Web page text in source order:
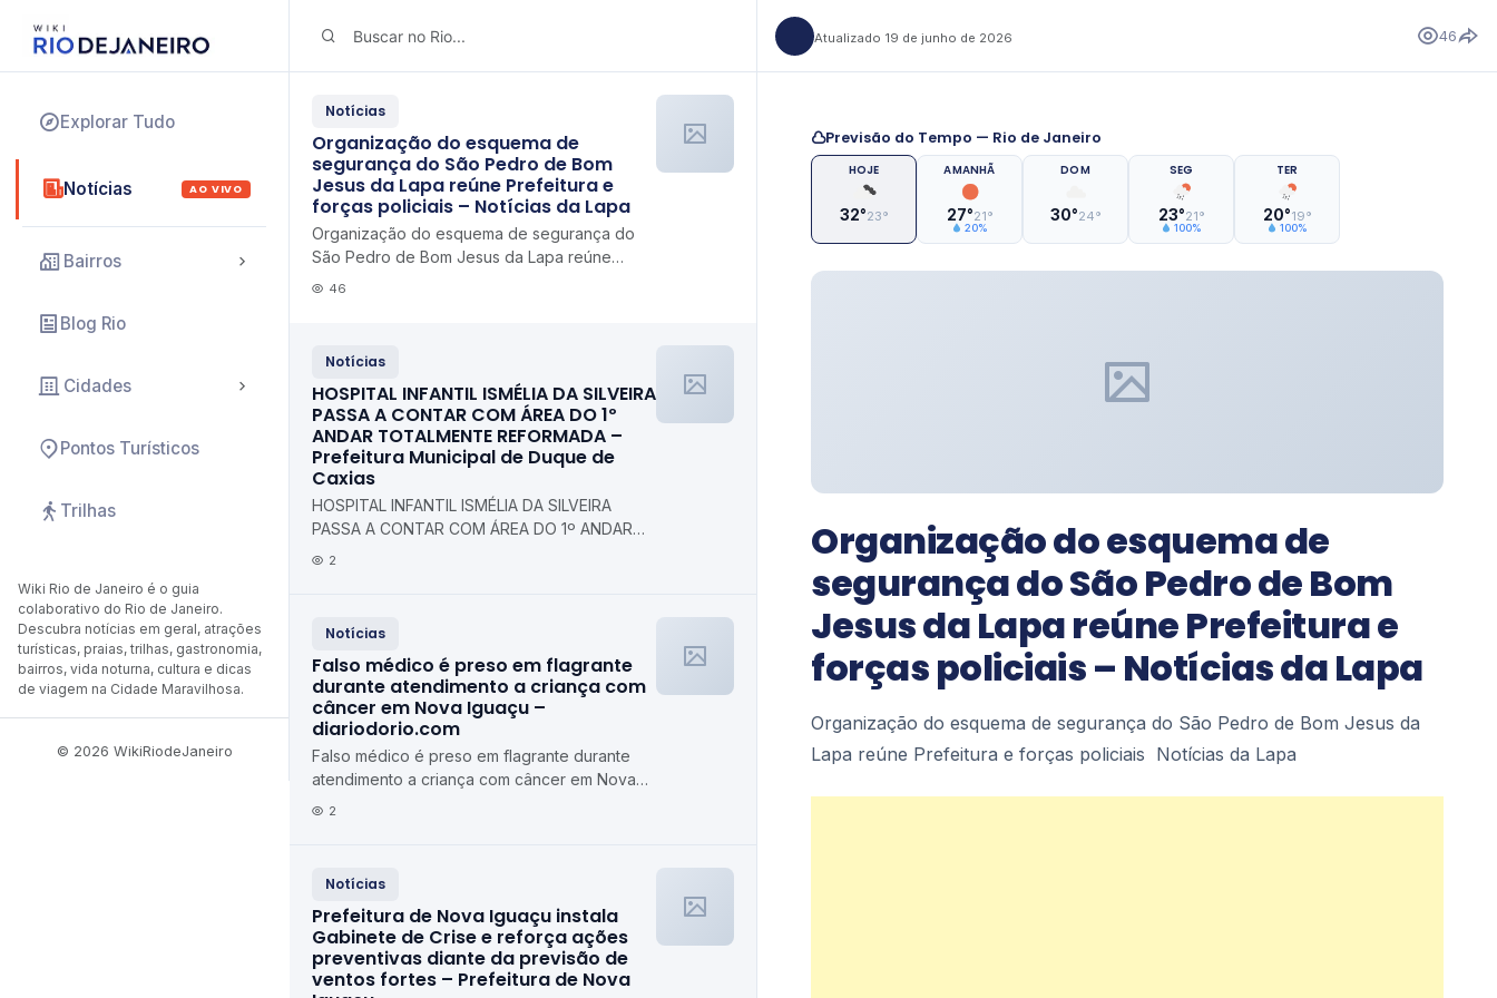
Explorar Tudo
Notícias AO VIVO
Bairros
Blog Rio
Cidades
Pontos Turísticos
Trilhas
Wiki Rio de Janeiro é o guia
colaborativo do Rio de Janeiro.
Descubra notícias em geral, atrações
turísticas, praias, trilhas, gastronomia,
bairros, vida noturna, cultura e dicas
de viagem na Cidade Maravilhosa.
© 2026 WikiRiodeJaneiro
Notícias
Organização do esquema de
segurança do São Pedro de Bom
Jesus da Lapa reúne Prefeitura e
forças policiais – Notícias da Lapa
Organização do esquema de segurança do
São Pedro de Bom Jesus da Lapa reúne
Prefeitura e forças policiais Notícias da Lapa
46
Notícias
HOSPITAL INFANTIL ISMÉLIA DA SILVEIRA
PASSA A CONTAR COM ÁREA DO 1º
ANDAR TOTALMENTE REFORMADA –
Prefeitura Municipal de Duque de
Caxias
HOSPITAL INFANTIL ISMÉLIA DA SILVEIRA
PASSA A CONTAR COM ÁREA DO 1º ANDAR
TOTALMENTE REFORMADA Prefeitura
2
Notícias
Falso médico é preso em flagrante
durante atendimento a criança com
câncer em Nova Iguaçu –
diariodorio.com
Falso médico é preso em flagrante durante
atendimento a criança com câncer em Nova
Iguaçu diariodorio.com
2
Notícias
Prefeitura de Nova Iguaçu instala
Gabinete de Crise e reforça ações
preventivas diante da previsão de
ventos fortes – Prefeitura de Nova
Atualizado 19 de junho de 2026 46
Previsão do Tempo — Rio de Janeiro
HOJE
32°23°
AMANHÃ
27°21°
20%
DOM
30°24°
SEG
23°21°
100%
TER
20°19°
100%
Organização do esquema de
segurança do São Pedro de Bom
Jesus da Lapa reúne Prefeitura e
forças policiais – Notícias da Lapa
Organização do esquema de segurança do São Pedro de Bom Jesus da
Lapa reúne Prefeitura e forças policiais Notícias da Lapa